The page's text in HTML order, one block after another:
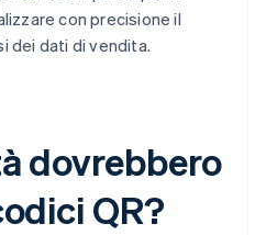
con precisione il
dei dati di vendita.
dovrebbero
QR?